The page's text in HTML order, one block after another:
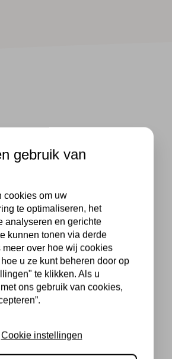
gebruik van
cookies om uw
te optimaliseren, het
analyseren en gerichte
kunnen tonen via derde
meer over hoe wij cookies
u ze kunt beheren door op
te klikken. Als u
ons gebruik van cookies,
Cookie instellingen